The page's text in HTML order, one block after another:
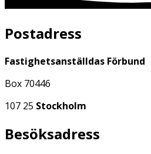
Postadress
Fastighetsanställdas Förbund
Box 70446
107 25 Stockholm
Besöksadress